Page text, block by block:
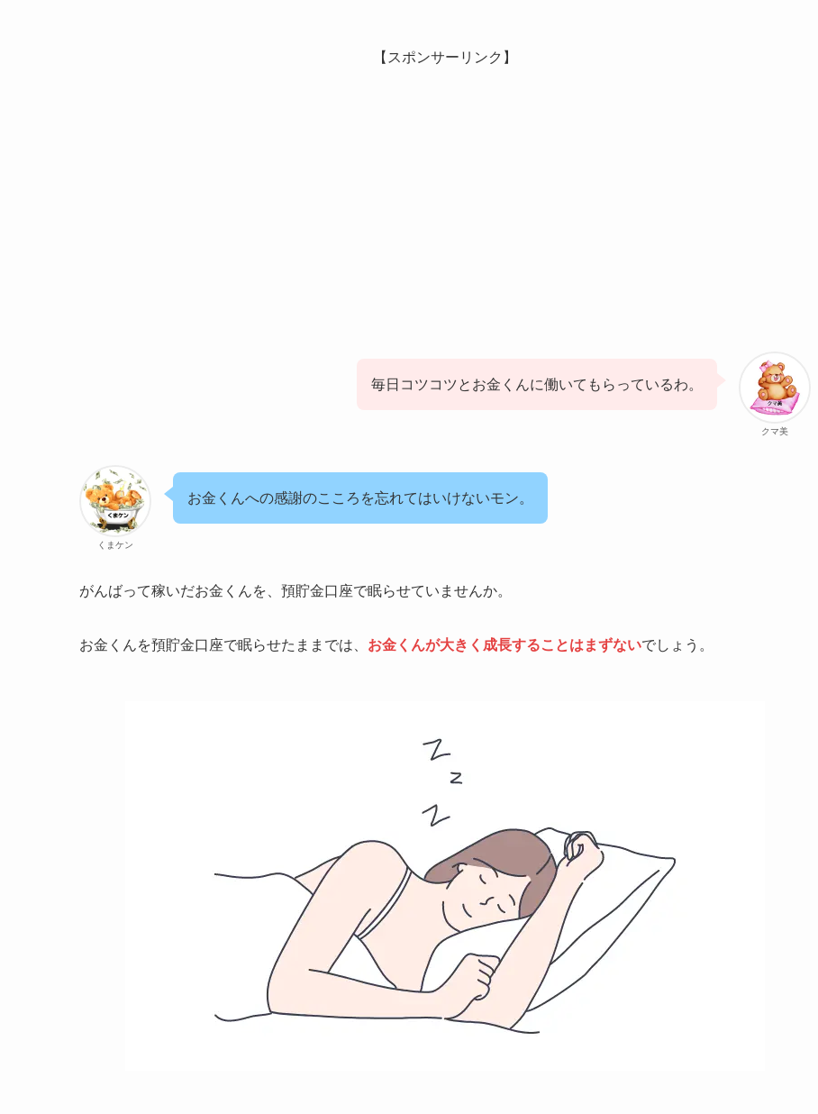
【スポンサーリンク】
クマ美
毎日コツコツとお金くんに働いてもらっているわ。
くまケン
お金くんへの感謝のこころを忘れてはいけないモン。
がんばって稼いだお金くんを、預貯金口座で眠らせていませんか。
お金くんを預貯金口座で眠らせたままでは、 お金くんが大きく成長することはまずないでしょう。